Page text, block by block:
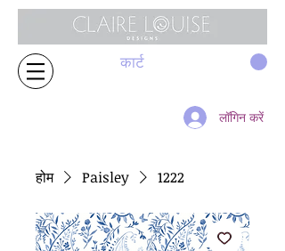
कार्ट
लॉगिन करें
होम Paisley 1222